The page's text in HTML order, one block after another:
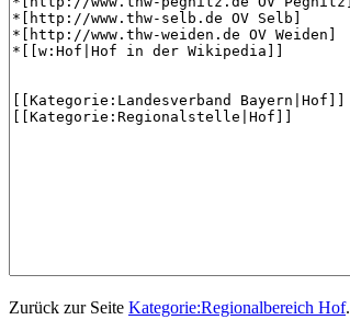
Zurück zur Seite Kategorie:Regionalbereich Hof.